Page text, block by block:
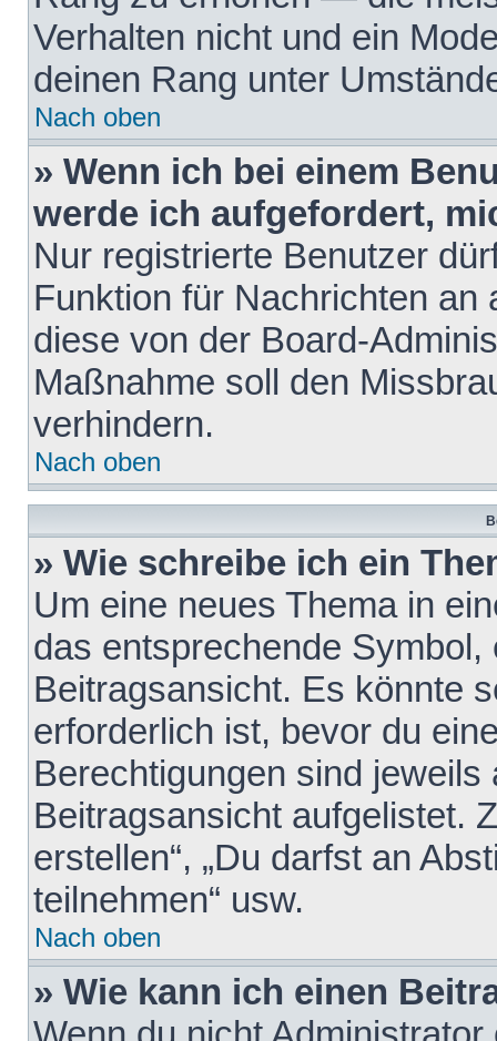
Verhalten nicht und ein
deinen Rang unter
Nach oben
» Wenn ich bei einem
werde ich aufgefordert,
Nur registrierte Benutzer
Funktion für Nachrichten
diese von der Board-
Maßnahme soll den
verhindern.
Nach oben
» Wie schreibe ich ein
Um eine neues Thema in
das entsprechende
Beitragsansicht. Es könnte
erforderlich ist, bevor du
Berechtigungen sind
Beitragsansicht aufgelistet.
erstellen“, „Du darfst an
teilnehmen“ usw.
Nach oben
» Wie kann ich einen